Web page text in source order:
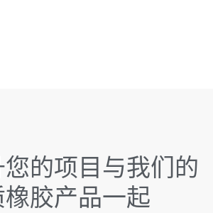
的项目与我们的
胶产品一起